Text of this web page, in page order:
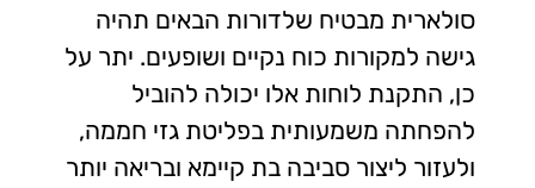
סולארית מבטיח שלדורות הבאים תהיה
גישה למקורות כוח נקיים ושופעים. יתר על
כן, התקנת לוחות אלו יכולה להוביל
להפחתה משמעותית בפליטת גזי חממה,
ולעזור ליצור סביבה בת קיימא ובריאה יותר